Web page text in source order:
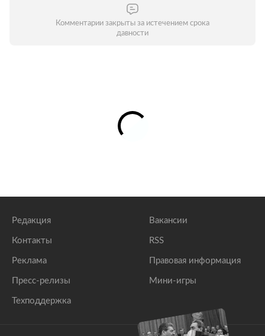
Комментарии закрыты за истечением срока
давности
Редакция
Контакты
Реклама
Пресс-релизы
Техподдержка
Вакансии
RSS
Правовая информация
Мини-игры